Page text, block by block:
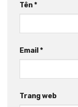
Tên*
Email *
Trang web